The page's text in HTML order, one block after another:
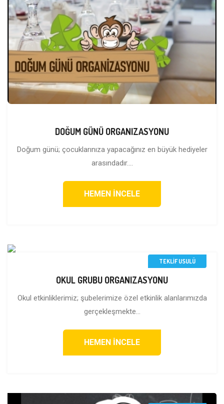
DOĞUM GÜNÜ ORGANIZASYONU
Doğum günü; çocuklarınıza yapacağınız en büyük hediyeler
arasındadır....
HEMEN İNCELE
TEKLİF USULÜ
OKUL GRUBU ORGANIZASYONU
Okul etkinliklerimiz; şubelerimize özel etkinlik alanlarımızda
gerçekleşmekte...
HEMEN İNCELE